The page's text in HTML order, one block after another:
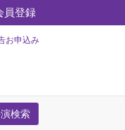
員登録
お申込み
検索